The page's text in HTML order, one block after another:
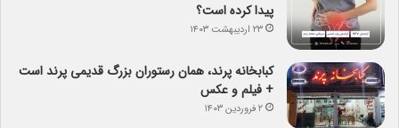
پیدا کرده است؟
۲۳ اردیبهشت ۱۴۰۳
کبابخانه پرند، همان رستوران بزرگ قدیمی پرند است
+ فیلم و عکس
۲ فروردین ۱۴۰۳